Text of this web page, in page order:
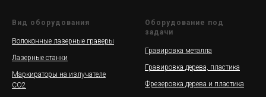
Вид оборудования
Волоконные лазерные граверы
Лазерные станки
Маркираторы на излучателе
СО2
Оборудование под
задачи
Гравировка металла
Гравировка дерева, пластика
Фрезеровка дерева и пластика